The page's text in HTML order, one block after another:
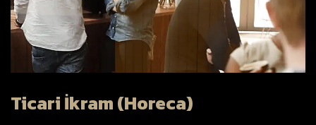
Ticari İkram (Horeca)